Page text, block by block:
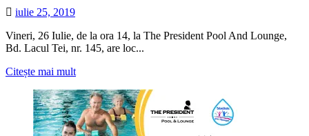
iulie 25, 2019
Vineri, 26 Iulie, de la ora 14, la The President Pool And Lounge,
Bd. Lacul Tei, nr. 145, are loc...
Citește mai multCitește
multe
despre
Curs
Aqua